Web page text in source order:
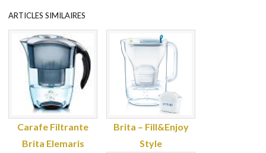
ARTICLES SIMILAIRES
Carafe Filtrante
Brita Elemaris
Brita – Fill&Enjoy
Style